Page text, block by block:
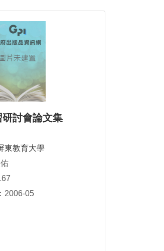
討會論文集
東教育大學
2006-05